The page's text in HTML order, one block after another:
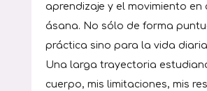
aprendizaje y el movimiento en
ásana. No sólo de forma
práctica sino para la vida
Una larga trayectoria
cuerpo, mis limitaciones, mis